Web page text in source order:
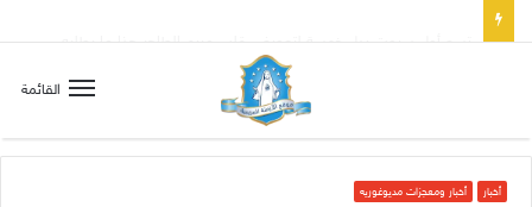
القائمة
أخبار أخبار ومعجزات مديوغوريه